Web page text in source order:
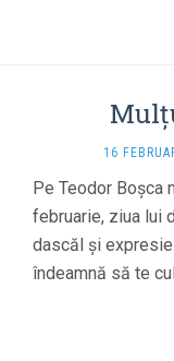
16
Pe Teodor Boşca
februarie, ziua lui
dascăl şi
îndeamnă să te